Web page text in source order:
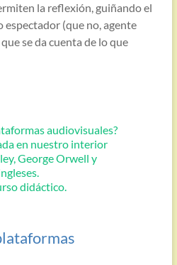
la reflexión, guiñando el
espectador (que no, agente
se da cuenta de lo que
audiovisuales?
en nuestro interior
George Orwell y
didáctico.